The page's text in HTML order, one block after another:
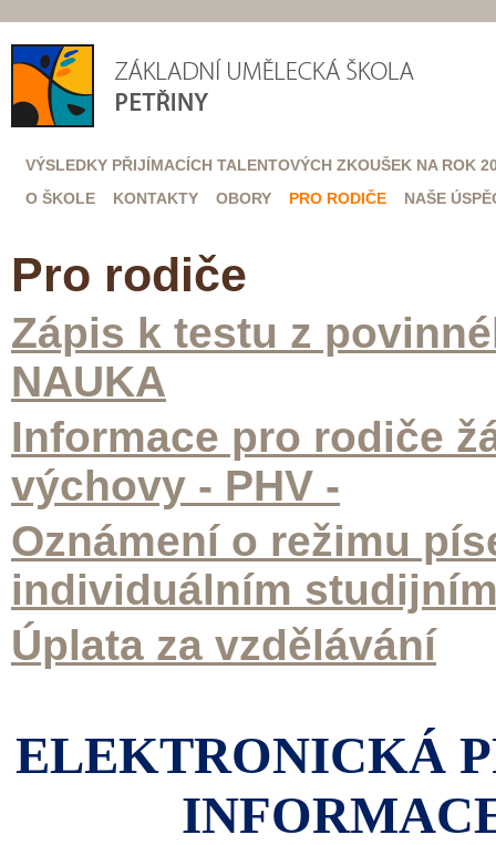
VÝSLEDKY PŘIJÍMACÍCH TALENTOVÝCH ZKOUŠEK NA ROK
O ŠKOLE
KONTAKTY OBORY PRO RODIČE NAŠE
Pro rodiče
Zápis k testu z
NAUKA
Informace pro rodiče
výchovy - PHV -
Oznámení o režimu
individuálním
Úplata za vzdělávání
ELEKTRONICKÁ